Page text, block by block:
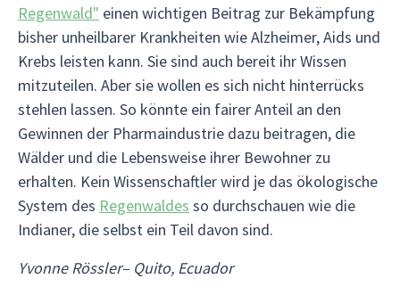
Regenwald" einen wichtigen Beitrag zur Bekämpfung
bisher unheilbarer Krankheiten wie Alzheimer, Aids und
Krebs leisten kann. Sie sind auch bereit ihr Wissen
mitzuteilen. Aber sie wollen es sich nicht hinterrücks
stehlen lassen. So könnte ein fairer Anteil an den
Gewinnen der Pharmaindustrie dazu beitragen, die
Wälder und die Lebensweise ihrer Bewohner zu
erhalten. Kein Wissenschaftler wird je das ökologische
System des Regenwaldes so durchschauen wie die
Indianer, die selbst ein Teil davon sind.
Yvonne Rössler– Quito, Ecuador